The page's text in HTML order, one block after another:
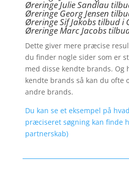
Øreringe Julie Sandlau
Øreringe Georg Jensen
ØreringeSif Jakobs tilbud i
Øreringe Marc Jacobs
Dette giver mere præcise
du finder nogle sider som er
med disse kendte brands. Og
kendte brands så kan du ofte
andre brands.
Du kan se et eksempel på
præciseret søgning kan finde
partnerskab)